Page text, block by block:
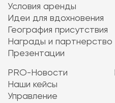
Условия аренды
Идеи для вдохновения
География присутствия
Награды и партнерство
Презентации
PRO-Новости
Наши кейсы
Управление